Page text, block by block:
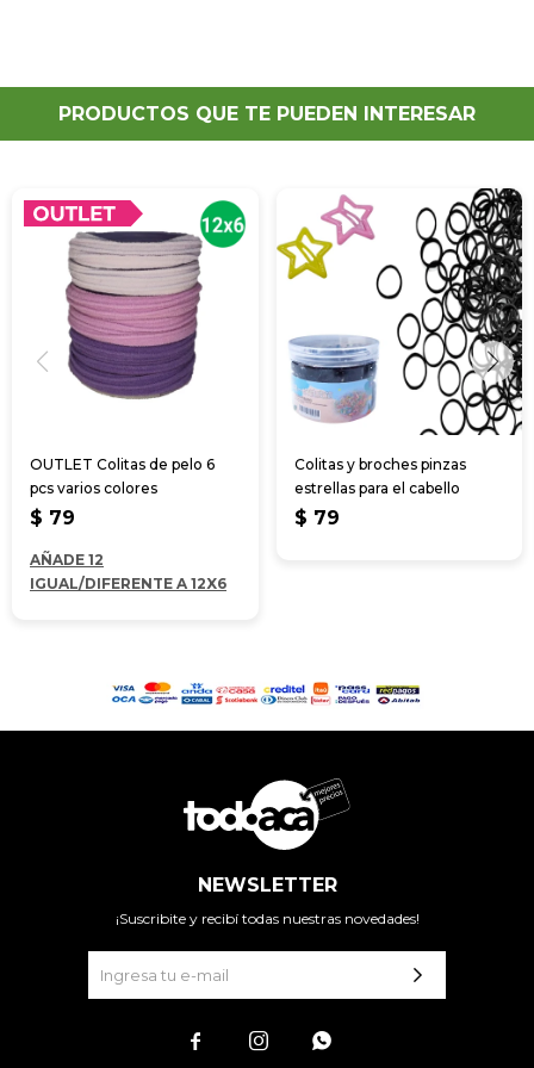
PRODUCTOS QUE TE PUEDEN INTERESAR
OUTLET Colitas de pelo 6
pcs varios colores
$ 79
AÑADE 12
IGUAL/DIFERENTE A 12X6
Colitas y broches pinzas
estrellas para el cabello
$ 79
NEWSLETTER
¡Suscribite y recibí todas nuestras novedades!
  